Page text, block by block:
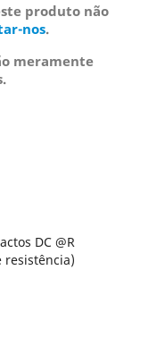
produto não
nos.
meramente
DC @R
resistência)